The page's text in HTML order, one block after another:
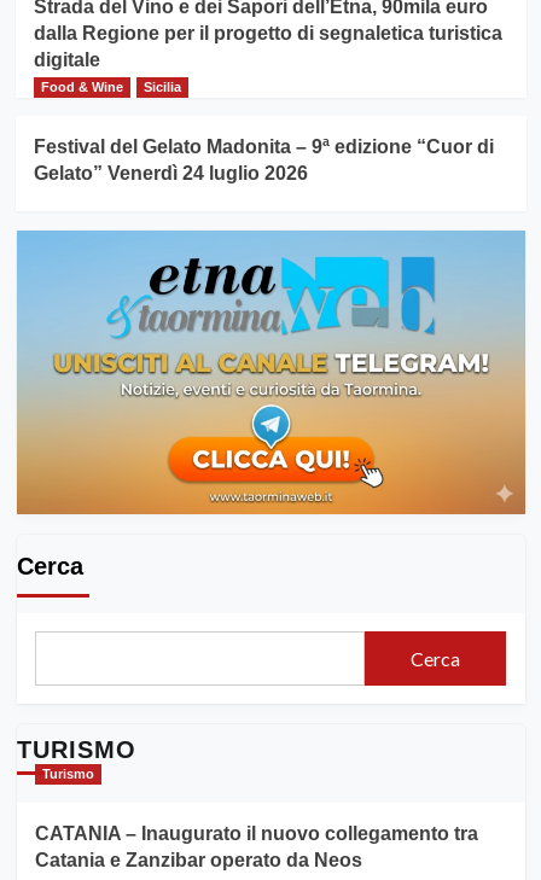
Strada del Vino e dei Sapori dell’Etna, 90mila euro
dalla Regione per il progetto di segnaletica turistica
digitale
Food & Wine Sicilia
Festival del Gelato Madonita – 9ª edizione “Cuor di
Gelato” Venerdì 24 luglio 2026
Cerca
Cerca
TURISMO
Turismo
CATANIA – Inaugurato il nuovo collegamento tra
Catania e Zanzibar operato da Neos